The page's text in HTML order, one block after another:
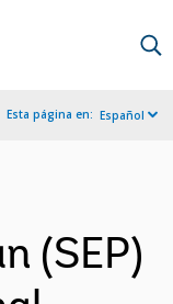
Esta página en: Español
(SEP)